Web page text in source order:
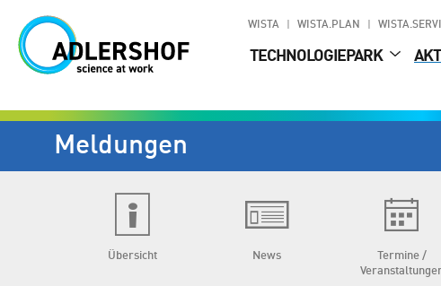
WISTA WISTA.PLAN
TECHNOLOGIEPARK
Meldungen
Übersicht News
Termine /